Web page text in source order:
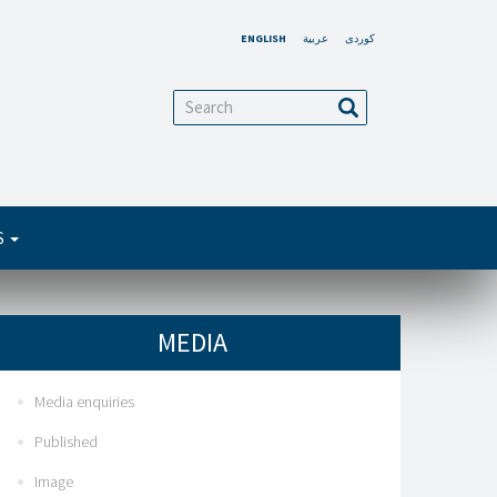
ENGLISH عربية کوردی
Search
MEDIA
Media enquiries
Published
Image